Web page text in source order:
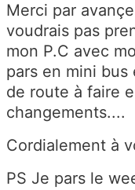
Merci par
voudrais pas
mon P.C avec
pars en mini
de route à faire
changements....
Cordialement à
PS Je pars le